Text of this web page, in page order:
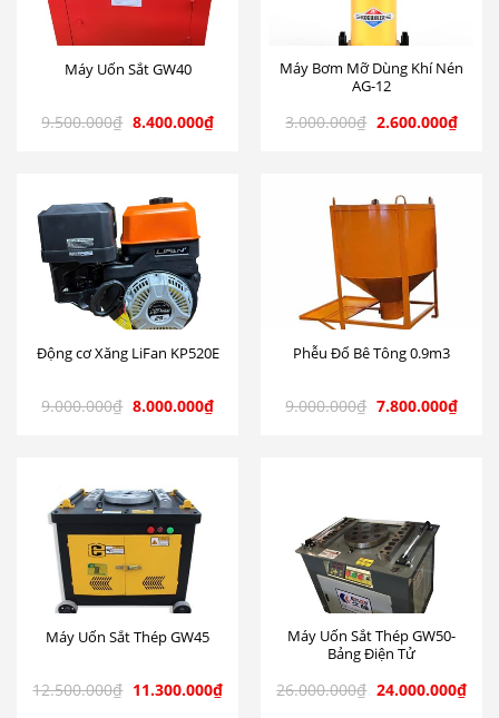
Máy Uốn Sắt GW40
9.500.000₫ 8.400.000₫
Máy Bơm Mỡ Dùng Khí Nén
AG-12
3.000.000₫ 2.600.000₫
Động cơ Xăng LiFan KP520E
9.000.000₫ 8.000.000₫
Phễu Đổ Bê Tông 0.9m3
9.000.000₫ 7.800.000₫
Máy Uốn Sắt Thép GW45
12.500.000₫ 11.300.000₫
Máy Uốn Sắt Thép GW50-
Bảng Điện Tử
26.000.000₫ 24.000.000₫